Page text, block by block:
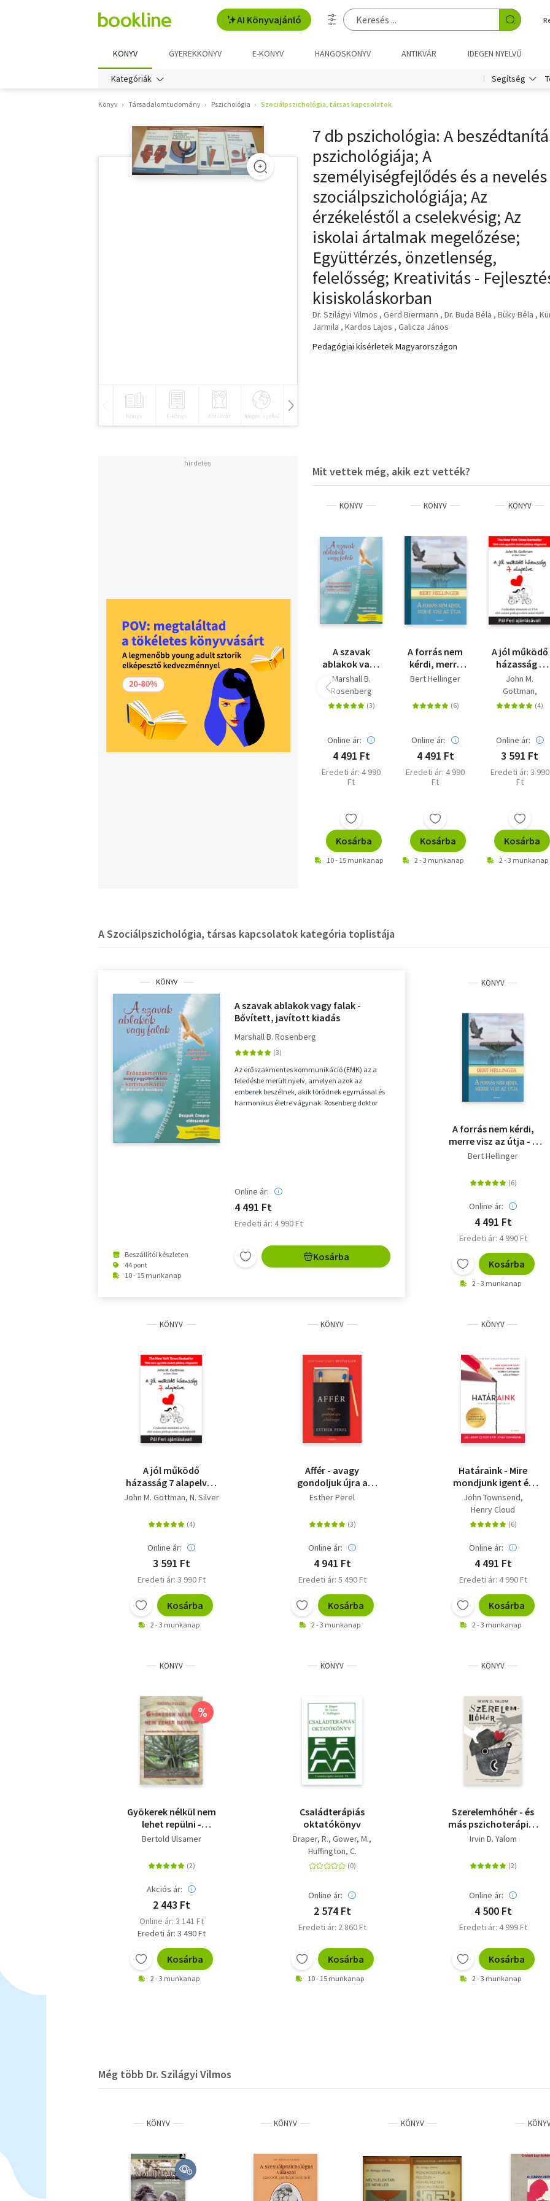
AI Könyvajánló
KÖNYV GYEREKKÖNYV E-KÖNYV HANGOSKÖNYV ANTIKVÁR IDEGEN NYELVŰ
Kategóriák Segítség
Könyv Társadalomtudomány Pszichológia Szociálpszichológia, társas kapcsolatok
Könyv E-könyv Antikvár Idegen nyelvű
7 db pszichológia: A
pszichológiája; A
személyiségfejlődés és a nevelés
szociálpszichológiája; Az
érzékeléstől a cselekvésig; Az
iskolai ártalmak megelőzése;
Együttérzés, önzetlenség,
felelősség; Kreativitás -
kisiskoláskorban
Dr. Szilágyi Vilmos Gerd Biermann Dr. Buda Béla Büky Béla
Jarmila
Kardos Lajos
Galicza János
Pedagógiai kísérletek Magyarországon
Mit vettek még, akik ezt vették?
KÖNYV
A szavak
ablakok vagy
falak -
Bővített,
javított
Marshall B.
Rosenberg
Online ár:
4 491 Ft
Eredeti ár: 4 990
Ft
Kosárba
10 - 15 munkanap
KÖNYV
A forrás nem
kérdi, merre
visz az útja - A
lexikonja
Bert Hellinger
Online ár:
4 491 Ft
Eredeti ár: 4 990
Ft
Kosárba
2 - 3 munkanap
KÖNYV
A jól működő
házasság 7
alapelve -
Gyakorlati
útmutató az
USA első
párkapcsolati
szakértőjétől
John M.
Gottman
N. Silver
Online ár:
3 591 Ft
Eredeti ár: 3 990
Ft
Kosárba
2 - 3 munkanap
A Szociálpszichológia, társas kapcsolatok kategória toplistája
KÖNYV
Beszállítói készleten
44 pont
10 - 15 munkanap
A szavak ablakok vagy falak -
Bővített, javított kiadás
Marshall B. Rosenberg
Az erőszakmentes kommunikáció (EMK) az a
feledésbe merült nyelv, amelyen azok az
emberek beszélnek, akik törődnek egymással és
harmonikus életre vágynak. Rosenberg doktor
Online ár:
4 491 Ft
Eredeti ár: 4 990 Ft
Kosárba
KÖNYV
A forrás nem kérdi,
merre visz az útja - A
családfelállítás
Bert Hellinger
Online ár:
4 491 Ft
Eredeti ár: 4 990 Ft
Kosárba
2 - 3 munkanap
KÖNYV
A jól működő
házasság 7 alapelve -
Gyakorlati útmutató
párkapcsolati
szakértőjétől
John M. Gottman N. Silver
Online ár:
3 591 Ft
Eredeti ár: 3 990 Ft
Kosárba
2 - 3 munkanap
KÖNYV
Affér - avagy
gondoljuk újra a
hűtlenséget - javított
Noémi ajánlásával
Esther Perel
Online ár:
4 941 Ft
Eredeti ár: 5 490 Ft
Kosárba
2 - 3 munkanap
KÖNYV
Határaink - Mire
mondjunk igent és
mire nemet, hogy
saját kézben
tarthassuk az
életünket? - bővített
kiadás
John Townsend
Henry Cloud
Online ár:
4 491 Ft
Eredeti ár: 4 990 Ft
Kosárba
2 - 3 munkanap
KÖNYV
%
Gyökerek nélkül nem
lehet repülni -
Családállítás Bert
módszerével
Bertold Ulsamer
Akciós ár:
2 443 Ft
Online ár: 3 141 Ft
Eredeti ár: 3 490 Ft
Kosárba
2 - 3 munkanap
KÖNYV
Családterápiás
oktatókönyv
Draper, R. Gower, M.
Huffington, C.
Online ár:
2 574 Ft
Eredeti ár: 2 860 Ft
Kosárba
10 - 15 munkanap
KÖNYV
Szerelemhóhér - és
más pszichoterápiás
történetek
Irvin D. Yalom
Online ár:
4 500 Ft
Eredeti ár: 4 999 Ft
Kosárba
2 - 3 munkanap
Még több Dr. Szilágyi Vilmos
KÖNYV KÖNYV KÖNYV